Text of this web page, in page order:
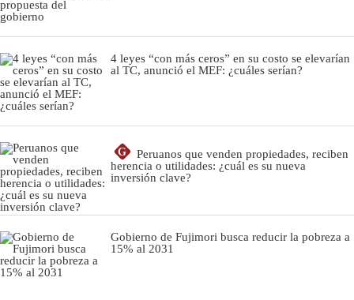
4 leyes “con más ceros” en su costo se elevarían
al TC, anunció el MEF: ¿cuáles serían?
G
Peruanos que venden propiedades, reciben
herencia o utilidades: ¿cuál es su nueva
inversión clave?
Gobierno de Fujimori busca reducir la pobreza a
15% al 2031